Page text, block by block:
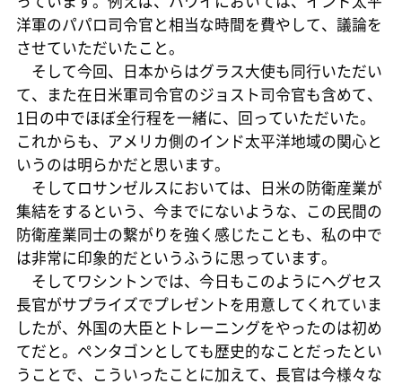
洋軍のパパロ司令官と相当な時間を費やして、議論を
させていただいたこと。
そして今回、日本からはグラス大使も同行いただい
て、また在日米軍司令官のジョスト司令官も含めて、
1日の中でほぼ全行程を一緒に、回っていただいた。
これからも、アメリカ側のインド太平洋地域の関心と
いうのは明らかだと思います。
そしてロサンゼルスにおいては、日米の防衛産業が
集結をするという、今までにないような、この民間の
防衛産業同士の繋がりを強く感じたことも、私の中で
は非常に印象的だというふうに思っています。
そしてワシントンでは、今日もこのようにヘグセス
長官がサプライズでプレゼントを用意してくれていま
したが、外国の大臣とトレーニングをやったのは初め
てだと。ペンタゴンとしても歴史的なことだったとい
うことで、こういったことに加えて、長官は今様々な